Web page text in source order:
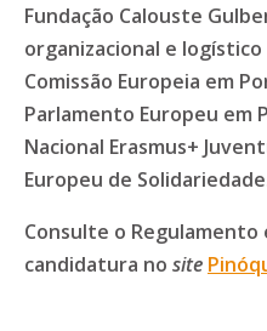
Fundação Calouste
organizacional e
Comissão Europeia em
Parlamento Europeu em
Nacional Erasmus+
Europeu de
Consulte o Regulamento
candidatura no site